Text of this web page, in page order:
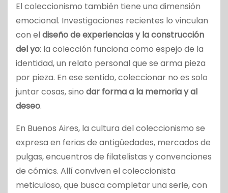
El coleccionismo también tiene una dimensión
emocional. Investigaciones recientes lo vinculan
con eldiseño de experiencias y la construcción
del yo: la colección funciona como espejo de la
identidad, un relato personal que se arma pieza
por pieza. En ese sentido, coleccionar no es solo
juntar cosas, sino dar forma a la memoria y al
deseo.
En Buenos Aires, la cultura del coleccionismo se
expresa en ferias de antigüedades, mercados de
pulgas, encuentros de filatelistas y convenciones
de cómics. Allí conviven el coleccionista
meticuloso, que busca completar una serie, con